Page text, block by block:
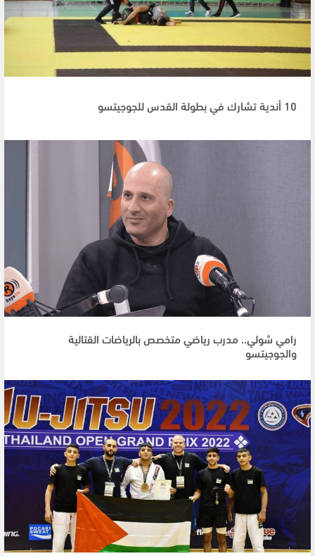
10 أندية تشارك في بطولة القدس للجوجيتسو
رامي شولي.. مدرب رياضي متخصص بالرياضات القتالية
والجوجيتسو